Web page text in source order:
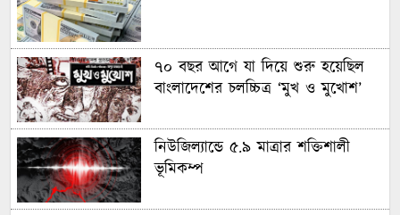
৭০ বছর আগে যা ‍দিয়ে শুরু হয়েছিল
বাংলাদেশের চলচ্চিত্র ‘মুখ ও মুখোশ’
নিউজিল্যান্ডে ৫.৯ মাত্রার শক্তিশালী
ভূমিকম্প